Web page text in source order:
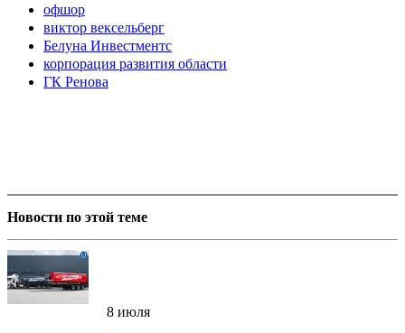
офшор
виктор вексельберг
Белуна Инвестментс
корпорация развития области
ГК Ренова
Новости по этой теме
8 июля